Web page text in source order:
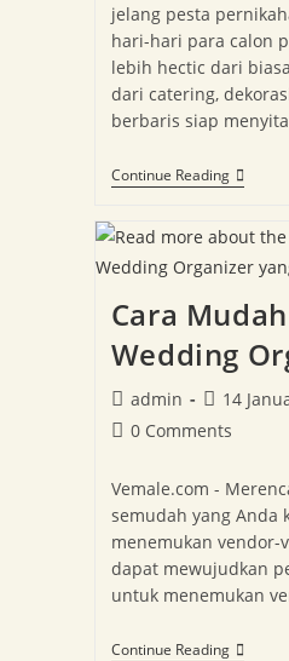
jelang pesta
hari-hari para calon
lebih hectic dari
dari catering,
berbaris siap
Continue Reading
Cara
Wedding
admin 14
0 Comments
Vemale.com -
semudah yang Anda
menemukan
dapat mewujudkan
untuk menemukan
Continue Reading